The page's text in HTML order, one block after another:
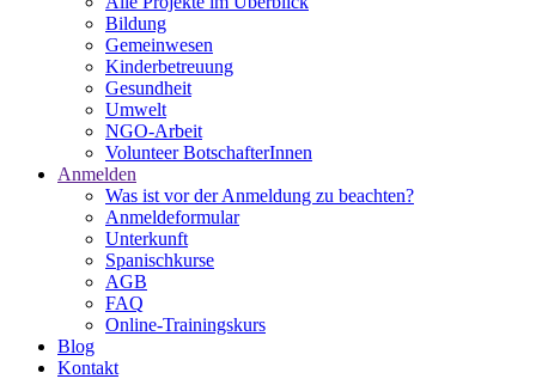
Bildung
Gemeinwesen
Kinderbetreuung
Gesundheit
Umwelt
NGO-Arbeit
Volunteer BotschafterInnen
Anmelden
Was ist vor der Anmeldung zu beachten?
Anmeldeformular
Unterkunft
Spanischkurse
AGB
FAQ
Online-Trainingskurs
Blog
Kontakt